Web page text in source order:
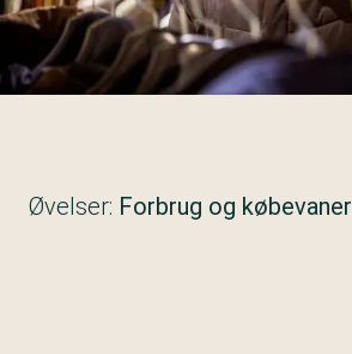
Øvelser: Forbrug og købevaner